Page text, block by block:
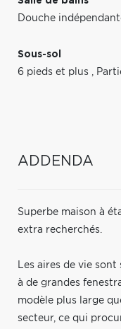
Douche
Sous-sol
6 pieds et plus ,
ADDENDA
Superbe maison à
extra recherchés.
Les aires de vie
à de grandes
modèle plus large
secteur, ce qui